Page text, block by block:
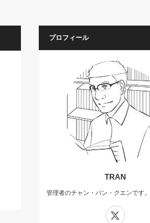
プロフィール
TRAN
管理者のチャン・バン・クエンです。